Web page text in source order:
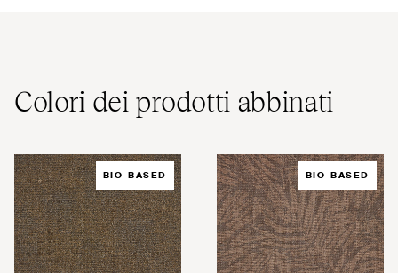
Colori dei prodotti abbinati
BIO-BASED BIO-BASED